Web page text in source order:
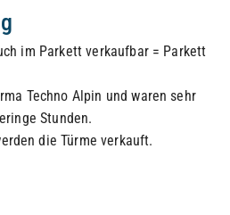
im Parkett verkaufbar = Parkett
Techno Alpin und waren sehr
Stunden.
die Türme verkauft.